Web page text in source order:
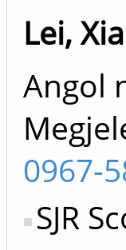
Lei,
Angol
0967-
SJR